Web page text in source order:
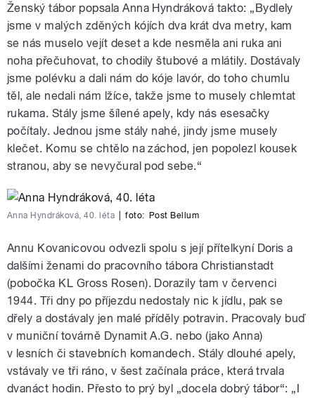
Ženský tábor popsala Anna Hyndráková takto: „Bydlely
jsme v malých zděných kójích dva krát dva metry, kam
se nás muselo vejít deset a kde nesměla ani ruka ani
noha přečuhovat, to chodily štubové a mlátily. Dostávaly
jsme polévku a dali nám do kóje lavór, do toho chumlu
těl, ale nedali nám lžíce, takže jsme to musely chlemtat
rukama. Stály jsme šílené apely, kdy nás esesačky
počítaly. Jednou jsme stály nahé, jindy jsme musely
klečet. Komu se chtělo na záchod, jen popolezl kousek
stranou, aby se nevyčural pod sebe.“
Anna Hyndráková, 40. léta foto: Post Bellum
Annu Kovanicovou odvezli spolu s její přítelkyní Doris a
dalšími ženami do pracovního tábora Christianstadt
(pobočka KL Gross Rosen). Dorazily tam v červenci
1944. Tři dny po příjezdu nedostaly nic k jídlu, pak se
dřely a dostávaly jen malé příděly potravin. Pracovaly buď
v muniční továrně Dynamit A.G. nebo (jako Anna)
v lesních či stavebních komandech. Stály dlouhé apely,
vstávaly ve tři ráno, v šest začínala práce, která trvala
dvanáct hodin. Přesto to prý byl „docela dobrý tábor“: „I